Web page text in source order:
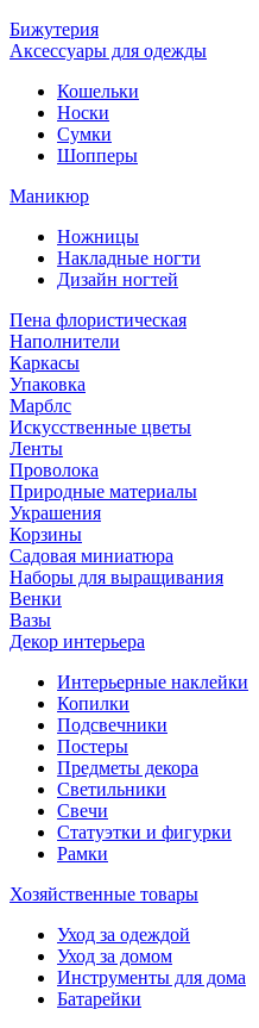
Бижутерия
Аксессуары для одежды
Кошельки
Носки
Сумки
Шопперы
Маникюр
Ножницы
Накладные ногти
Дизайн ногтей
Пена флористическая
Наполнители
Каркасы
Упаковка
Марблс
Искусственные цветы
Ленты
Проволока
Природные материалы
Украшения
Корзины
Садовая миниатюра
Наборы для выращивания
Венки
Вазы
Декор интерьера
Интерьерные наклейки
Копилки
Подсвечники
Постеры
Предметы декора
Светильники
Свечи
Статуэтки и фигурки
Рамки
Хозяйственные товары
Уход за одеждой
Уход за домом
Инструменты для дома
Батарейки